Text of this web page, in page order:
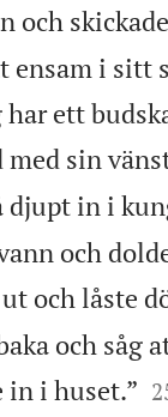
och
ensam i sitt
ett
med sin
djupt in i
och
och låste
och såg
i huset.”